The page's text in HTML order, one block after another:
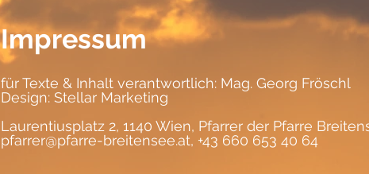
Impressum
für Texte & Inhalt verantwortlich: Mag. Georg Fröschl
Design: Stellar Marketing
Laurentiusplatz 2, 1140 Wien, Pfarrer der Pfarre
pfarrer@pfarre-breitensee.at, +43 660 653 40 64